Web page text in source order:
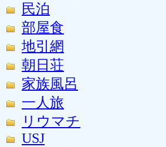
民泊
部屋食
地引網
朝日荘
家族風呂
一人旅
リウマチ
USJ